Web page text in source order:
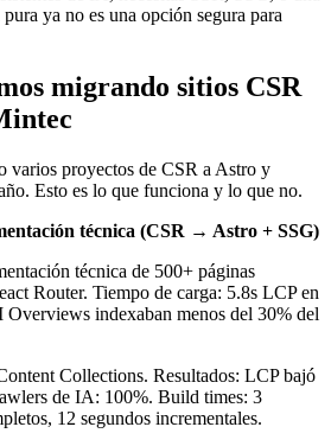
ya no es una opción segura para
migrando sitios CSR
varios proyectos de CSR a Astro y
Esto es lo que funciona y lo que no.
técnica (CSR → Astro + SSG)
técnica de 500+ páginas
Router. Tiempo de carga: 5.8s LCP en
indexaban menos del 30% del
Collections. Resultados: LCP bajó
de IA: 100%. Build times: 3
12 segundos incrementales.